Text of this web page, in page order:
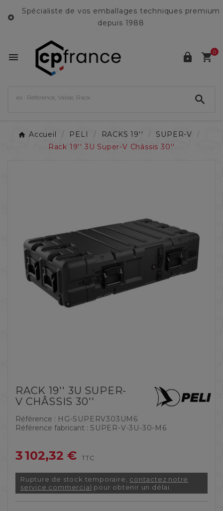

Spécialiste de vos emballages techniques premium
depuis 1988
  0

Accueil PELI RACKS 19''
SUPER-V
Rack 19'' 3U Super-V Châssis 30''
RACK 19'' 3U SUPER-
V CHÂSSIS 30''
Référence : HG-SUPERV303UM6
Référence fabricant : SUPER-V-3U-30-M6
3 102,32 € TTC
Rupture de stock temporaire, contactez notre
service commercial pour obtenir un délai.